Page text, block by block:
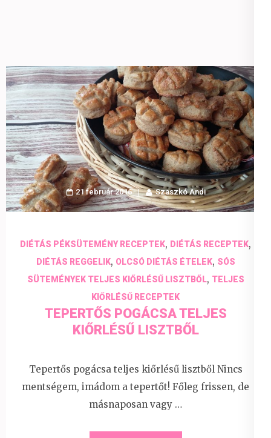
21 február 2016 Szaszkó Andi
DIÉTÁS PÉKSÜTEMÉNY RECEPTEK, DIÉTÁS RECEPTEK,
DIÉTÁS REGGELIK, OLCSÓ DIÉTÁS ÉTELEK, SÓS
SÜTEMÉNYEK TELJES KIŐRLÉSŰ LISZTBŐL, TELJES
KIŐRLÉSŰ RECEPTEK
TEPERTŐS POGÁCSA TELJES
KIŐRLÉSŰ LISZTBŐL
Tepertős pogácsa teljes kiőrlésű lisztből Nincs
mentségem, imádom a tepertőt! Főleg frissen, de
másnaposan vagy …